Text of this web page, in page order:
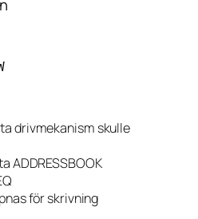
drivmekanism skulle
ADDRESSBOOK
för skrivning